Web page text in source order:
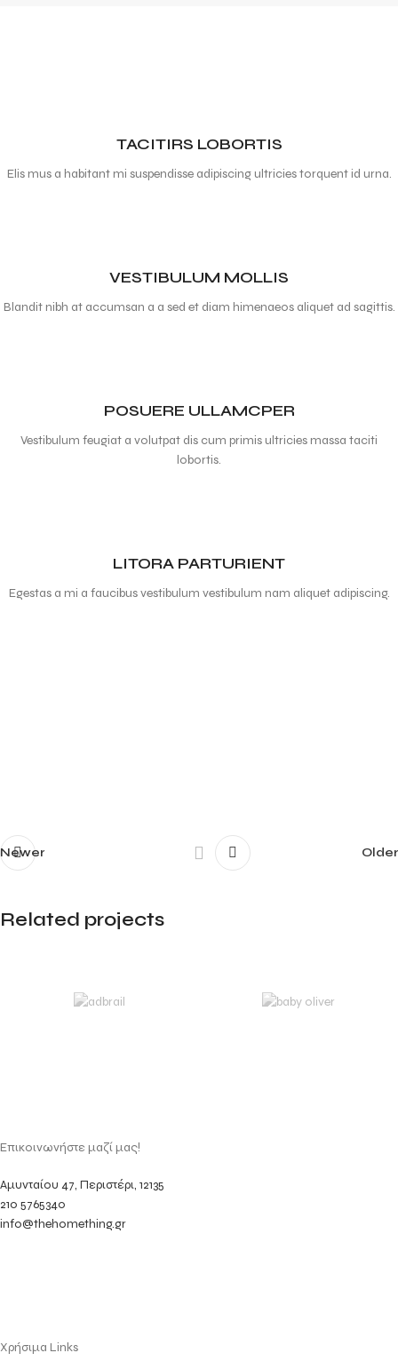
TACITIRS LOBORTIS
Elis mus a habitant mi suspendisse adipiscing ultricies torquent id urna.
VESTIBULUM MOLLIS
Blandit nibh at accumsan a a sed et diam himenaeos aliquet ad sagittis.
POSUERE ULLAMCPER
Vestibulum feugiat a volutpat dis cum primis ultricies massa taciti
lobortis.
LITORA PARTURIENT
Egestas a mi a faucibus vestibulum vestibulum nam aliquet adipiscing.
Newer Older
Related projects
Kitchen
Suspendisse quam at vestibulum
Επικοινωνήστε μαζί μας!
Αμυνταίου 47, Περιστέρι, 12135
210 5765340
info@thehomething.gr
Χρήσιμα Links